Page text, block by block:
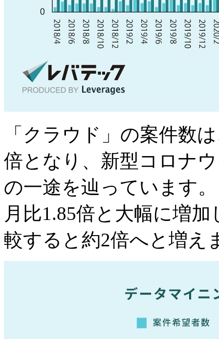
「クラウド」の案件数
倍となり、新型コロナ
の一途を辿っています
月比1.85倍と大幅に増
較すると約2倍へと増え